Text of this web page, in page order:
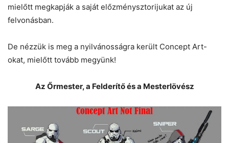
mielőtt megkapják a saját előzménysztorijukat az új
felvonásban.
De nézzük is meg a nyilvánosságra került Concept Art-
okat, mielőtt tovább megyünk!
Az Őrmester, a Felderítő és a Mesterlövész